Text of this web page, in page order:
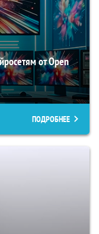
от Open
ПОДРОБНЕЕ